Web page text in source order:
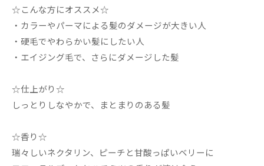
☆こんな方にオススメ☆
・カラーやパーマによる髪のダメージが大きい人
・硬毛でやわらかい髪にしたい人
・エイジング毛で、さらにダメージした髪
☆仕上がり☆
しっとりしなやかで、まとまりのある髪
☆香り☆
瑞々しいネクタリン、ピーチと甘酸っぱいベリーに